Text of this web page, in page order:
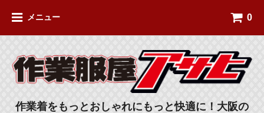
メニュー 0
作業着をもっとおしゃれにもっと快適に！大阪の